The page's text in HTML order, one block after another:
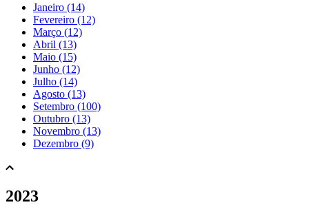
Janeiro (14)
Fevereiro (12)
Março (12)
Abril (13)
Maio (15)
Junho (12)
Julho (14)
Agosto (13)
Setembro (100)
Outubro (13)
Novembro (13)
Dezembro (9)
2023